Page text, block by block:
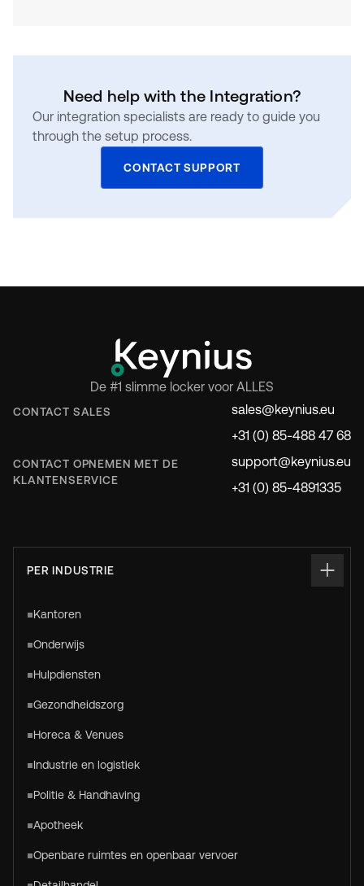
Need help with the Integration?
Our integration specialists are ready to guide you
through the setup process.
CONTACT SUPPORT
De #1 slimme locker voor ALLES
CONTACT SALES
sales@keynius.eu
+31 (0) 85-488 47 68
CONTACT OPNEMEN MET DE
KLANTENSERVICE
support@keynius.eu
+31 (0) 85-4891335
PER INDUSTRIE
Kantoren
Onderwijs
Hulpdiensten
Gezondheidszorg
Horeca & Venues
Industrie en logistiek
Politie & Handhaving
Apotheek
Openbare ruimtes en openbaar vervoer